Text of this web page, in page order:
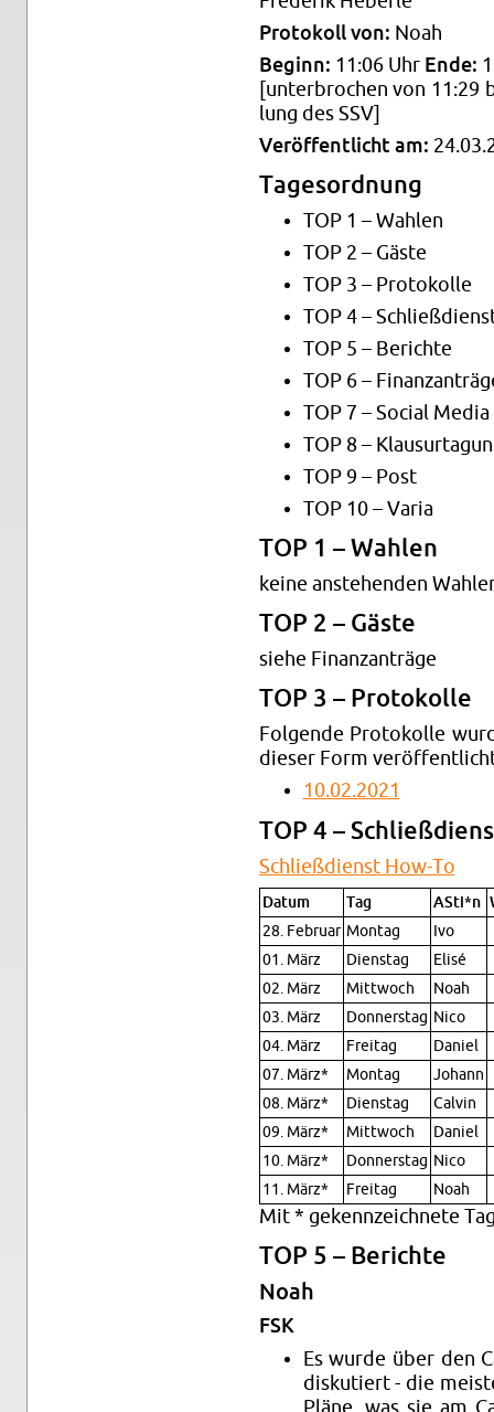
Pro­to­koll von: Noah
Be­ginn: 11:06 Uhr Ende:
[un­ter­bro­chen von
lung des SSV]
Ver­öf­fent­licht am:
Ta­ges­ord­nung
TOP 1 – Wah­len
TOP 2 – Gäste
TOP 3 – Pro­to­kol­le
TOP 4 –
TOP 5 – Be­rich­te
TOP 6 –
TOP 7 – So­ci­al Media
TOP 8 –
TOP 9 – Post
TOP 10 – Varia
TOP 1 – Wah­len
keine an­ste­hen­den
TOP 2 – Gäste
siehe Fi­nanz­an­trä­ge
TOP 3 – Pro­to­kol­le
Fol­gen­de Pro­to­kol­le
die­ser Form
10.02.2021
TOP 4 –
Schließ­dienst How-To
Datum Tag ASti*n
28. Fe­bru­ar Mon­tag
Ivo
01. März
Diens­tag
Elisé
02. März
Mitt­woch
Noah
03. März
Don­ners­tag Nico
04. März
Frei­tag
Da­ni­el
07. März*
Mon­tag
Jo­hann
08. März*
Diens­tag
Cal­vin
09. März*
Mitt­woch
Da­ni­el
10. März*
Don­ners­tag Nico
11. März*
Frei­tag Noah
Mit * ge­kenn­zeich­ne­te
TOP 5 – Be­rich­te
Noah
FSK
Es wurde über den
dis­ku­tiert - die
Pläne, was sie am